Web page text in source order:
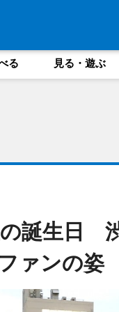
る 見る・遊ぶ
誕生日
ァンの姿